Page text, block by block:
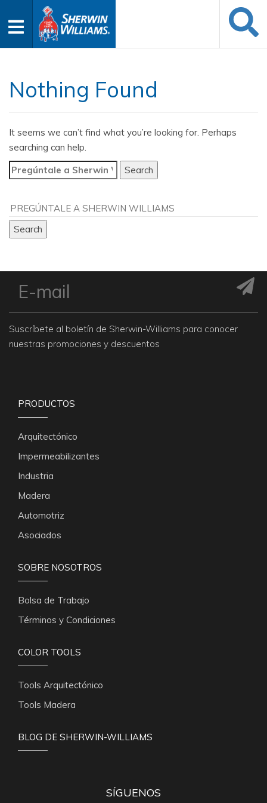
Nothing Found
It seems we can’t find what you’re looking for. Perhaps
searching can help.
Search
for:
Suscríbete al boletín de Sherwin-Williams para conocer
nuestras promociones y descuentos
PRODUCTOS
Arquitectónico
Impermeabilizantes
Industria
Madera
Automotriz
Asociados
SOBRE NOSOTROS
Bolsa de Trabajo
Términos y Condiciones
COLOR TOOLS
Tools Arquitectónico
Tools Madera
BLOG DE SHERWIN-WILLIAMS
SÍGUENOS